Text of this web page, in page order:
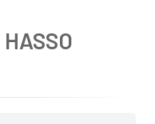
HASSO